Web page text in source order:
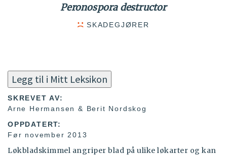
Peronospora destructor
SKADEGJØRER
Legg til i Mitt Leksikon
SKREVET AV:
Arne Hermansen & Berit Nordskog
OPPDATERT:
Før november 2013
Løkbladskimmel angriper blad på ulike løkarter og kan